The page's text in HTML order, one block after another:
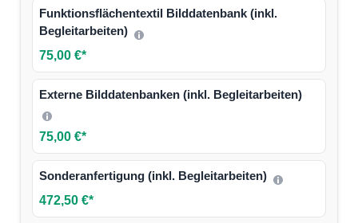
Funktionsflächentextil Bilddatenbank (inkl.
Begleitarbeiten)
75,00 €*
Externe Bilddatenbanken (inkl. Begleitarbeiten)
75,00 €*
Sonderanfertigung (inkl. Begleitarbeiten)
472,50 €*